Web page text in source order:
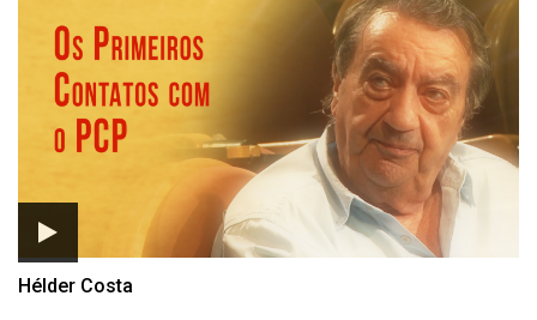
Hélder Costa